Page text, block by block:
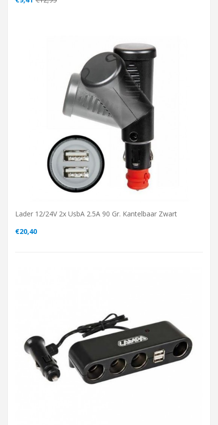
Lader 12/24V 2x UsbA 2.5A 90 Gr. Kantelbaar Zwart
€20,40